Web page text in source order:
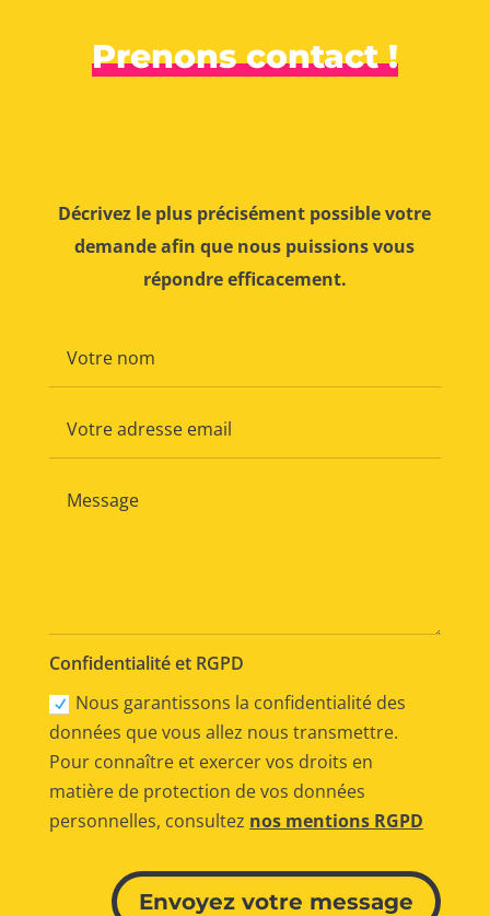
Prenons contact !
Décrivez le plus précisément possible votre
demande afin que nous puissions vous
répondre efficacement.
Confidentialité et RGPD
Nous garantissons la confidentialité des
données que vous allez nous transmettre.
Pour connaître et exercer vos droits en
matière de protection de vos données
personnelles, consultez nos mentions RGPD
Envoyez votre message